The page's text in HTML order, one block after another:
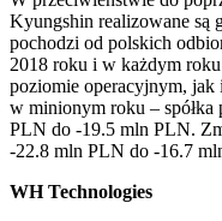
Kyungshin realizowane są
pochodzi od polskich
2018 roku i w każdym
poziomie operacyjnym, jak
w minionym roku – spółka
PLN do -19.5 mln PLN.
-22.8 mln PLN do -16.7
WH Technologies